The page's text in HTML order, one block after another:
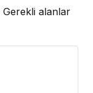
Gerekli alanlar